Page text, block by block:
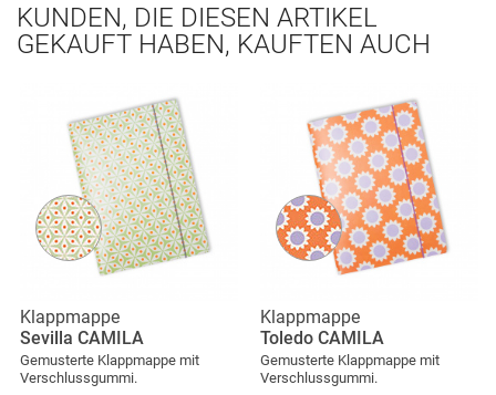
KUNDEN, DIE DIESEN ARTIKEL
GEKAUFT HABEN, KAUFTEN AUCH
Klappmappe
Sevilla CAMILA
Gemusterte Klappmappe mit
Verschlussgummi.
Klappmappe
Toledo CAMILA
Gemusterte Klappmappe mit
Verschlussgummi.